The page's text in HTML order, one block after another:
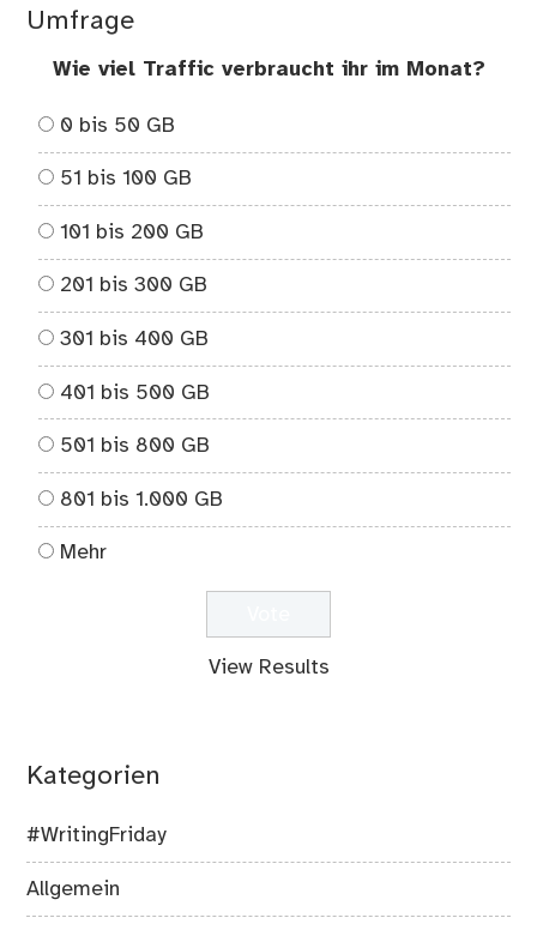
Umfrage
Wie viel Traffic verbraucht ihr im Monat?
0 bis 50 GB
51 bis 100 GB
101 bis 200 GB
201 bis 300 GB
301 bis 400 GB
401 bis 500 GB
501 bis 800 GB
801 bis 1.000 GB
Mehr
View Results
Kategorien
#WritingFriday
Allgemein